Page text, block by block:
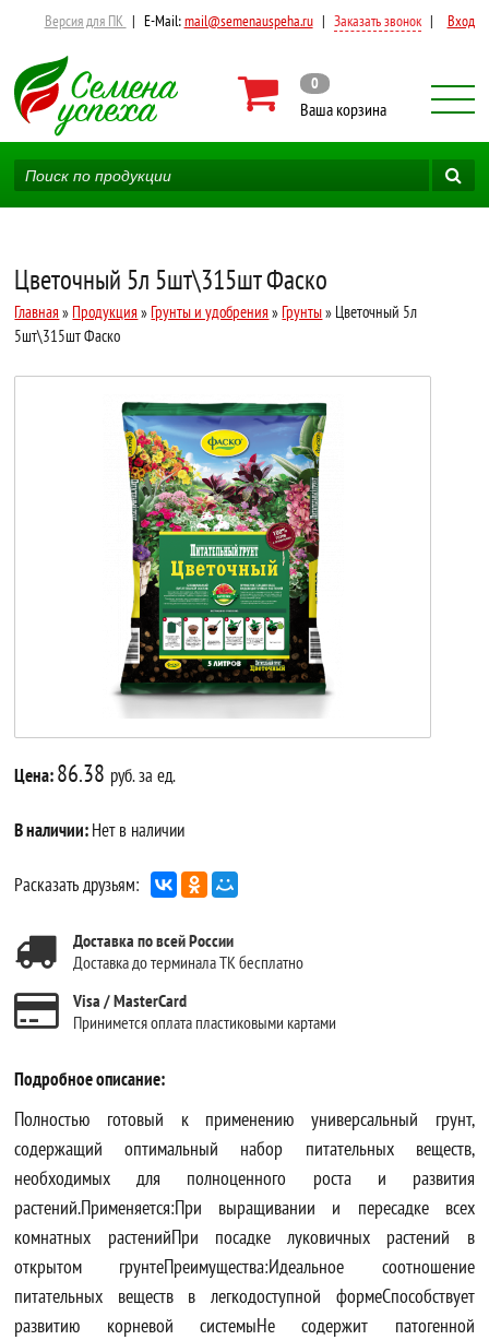
Версия для ПК | E-Mail:mail@semenauspeha.ru | Заказать звонок | Вход
0
Ваша корзина
Цветочный 5л 5шт\315шт Фаско
Главная » Продукция » Грунты и удобрения » Грунты» Цветочный 5л
5шт\315шт Фаско
Цена:86.38 руб. за ед.
В наличии:Нет в наличии
Расказать друзьям:
Доставка по всей России
Доставка до терминала ТК бесплатно
Visa / MasterCard
Принимется оплата пластиковыми картами
Подробное описание:
Полностью готовый к применению универсальный грунт,
содержащий оптимальный набор питательных веществ,
необходимых для полноценного роста и развития
растений.Применяется:При выращивании и пересадке всех
комнатных растенийПри посадке луковичных растений в
открытом грунтеПреимущества:Идеальное соотношение
питательных веществ в легкодоступной формеСпособствует
развитию корневой системыНе содержит патогенной